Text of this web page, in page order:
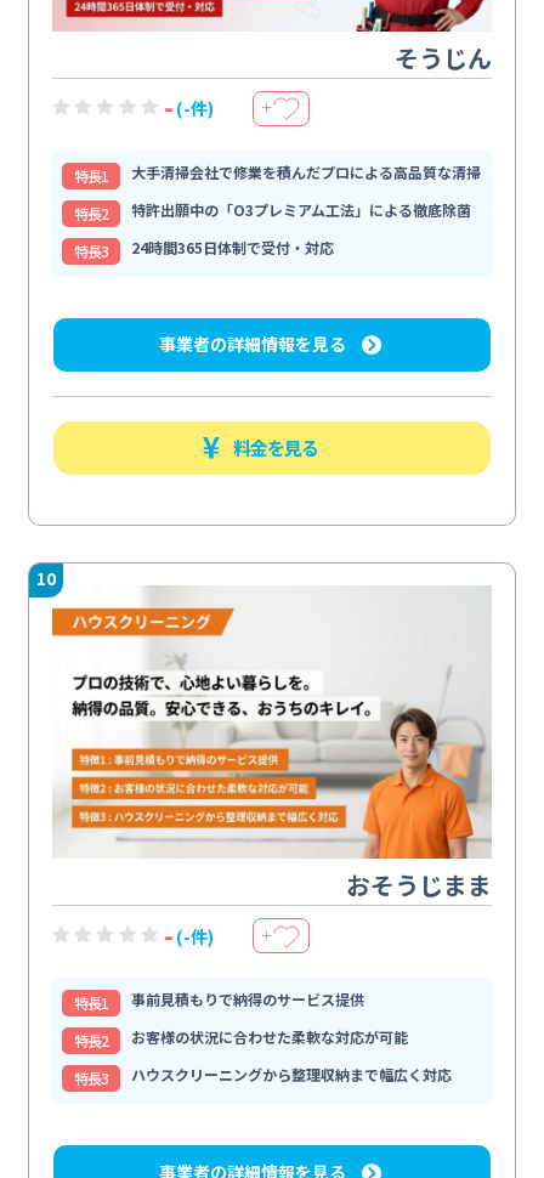
そうじん
- (-件) ＋
特⻑1
大手清掃会社で修業を積んだプロによる高品質な清掃
特⻑2
特許出願中の「O3プレミアム工法」による徹底除菌
特⻑3
24時間365日体制で受付・対応
事業者の詳細情報を見る
料金を見る
10
おそうじまま
- (-件) ＋
特⻑1
事前見積もりで納得のサービス提供
特⻑2
お客様の状況に合わせた柔軟な対応が可能
特⻑3
ハウスクリーニングから整理収納まで幅広く対応
事業者の詳細情報を見る